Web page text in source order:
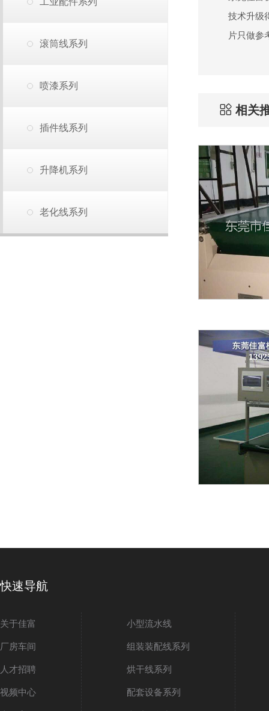
滚筒线系列
喷漆系列
插件线系列
升降机系列
老化线系列
技术升级
片只做参
相关
快速导航
关于佳富
厂房车间
人才招聘
视频中心
小型流水线
组装装配线系列
烘干线系列
配套设备系列